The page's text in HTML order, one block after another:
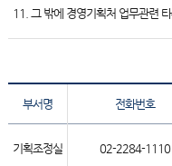
11. 그 밖에 경영기획처 업무관련
부서명 전화번호
기획조정실 02-2284-1110